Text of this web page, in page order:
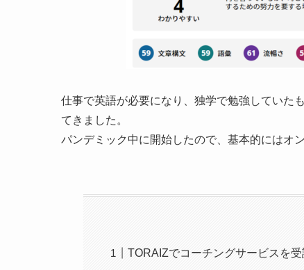
仕事で英語が必要になり、独学で勉強していた
てきました。
パンデミック中に開始したので、基本的にはオ
TORAIZでコーチングサービスを